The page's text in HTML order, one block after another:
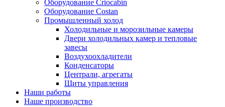
Оборудование Criocabin
Оборудование Costan
Промышленный холод
Холодильные и морозильные камеры
Двери холодильных камер и тепловые
завесы
Воздухоохладители
Конденсаторы
Централи, агрегаты
Щиты управления
Наши работы
Наше производство